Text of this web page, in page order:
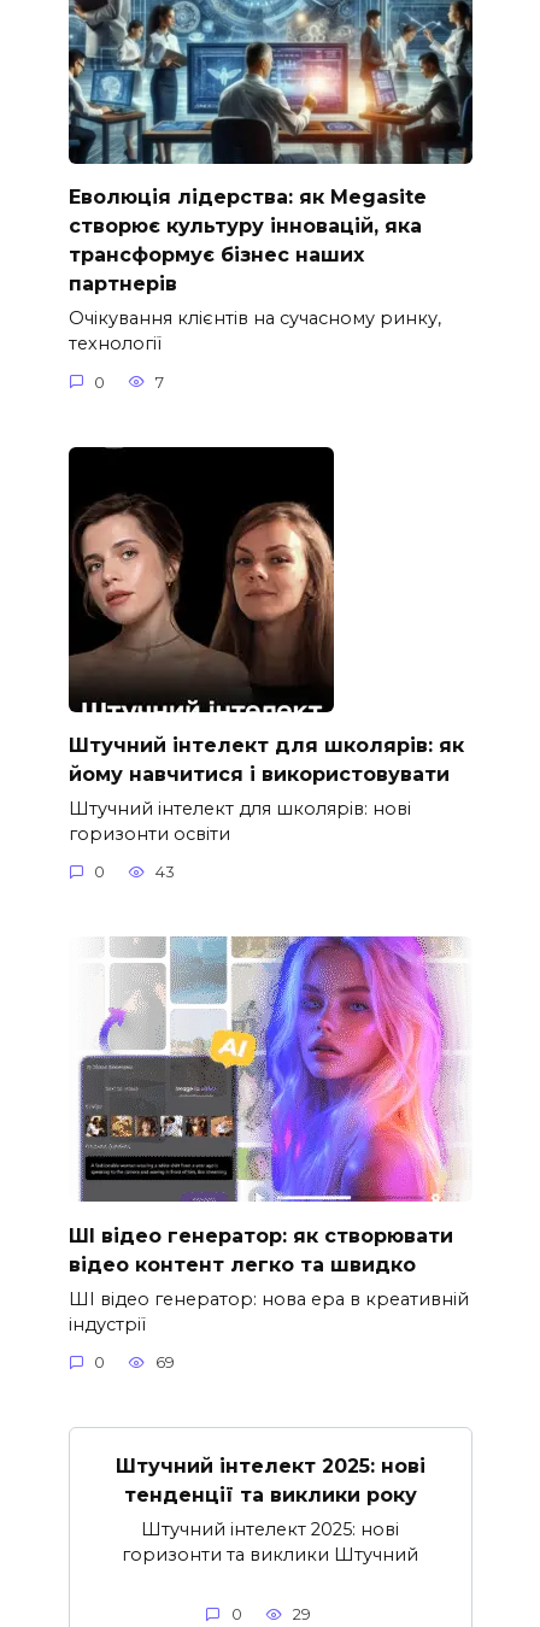
Еволюція лідерства: як Megasite
створює культуру інновацій, яка
трансформує бізнес наших
партнерів
Очікування клієнтів на сучасному ринку,
технології
0 7
Штучний інтелект для школярів: як
йому навчитися і використовувати
Штучний інтелект для школярів: нові
горизонти освіти
0 43
ШІ відео генератор: як створювати
відео контент легко та швидко
ШІ відео генератор: нова ера в креативній
індустрії
0 69
Штучний інтелект 2025: нові
тенденції та виклики року
Штучний інтелект 2025: нові
горизонти та виклики Штучний
0 29